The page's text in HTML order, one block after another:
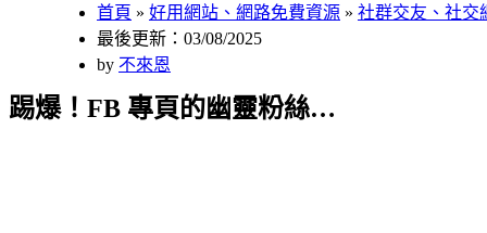
首頁 » 好用網站、網路免費資源 » 社群交友、社交
最後更新：03/08/2025
by 不來恩
踢爆！FB 專頁的幽靈粉絲…